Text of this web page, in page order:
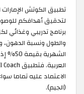
لتحقيق أهدافكم
برنامج تدريبي
والطول ونسبة
الاعتماد عليه تماما
(الجيم).